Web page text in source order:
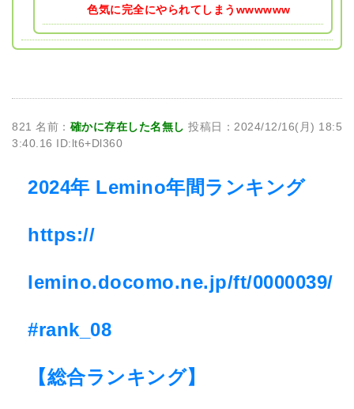
色気に完全にやられてしまうwwwwww
821 名前： 確かに存在した名無し 投稿日：2024/12/16(月) 18:5
3:40.16 ID:lt6+Dl360
2024年 Lemino年間ランキング
https://
lemino.docomo.ne.jp/ft/0000039/
#rank_08
【総合ランキング】